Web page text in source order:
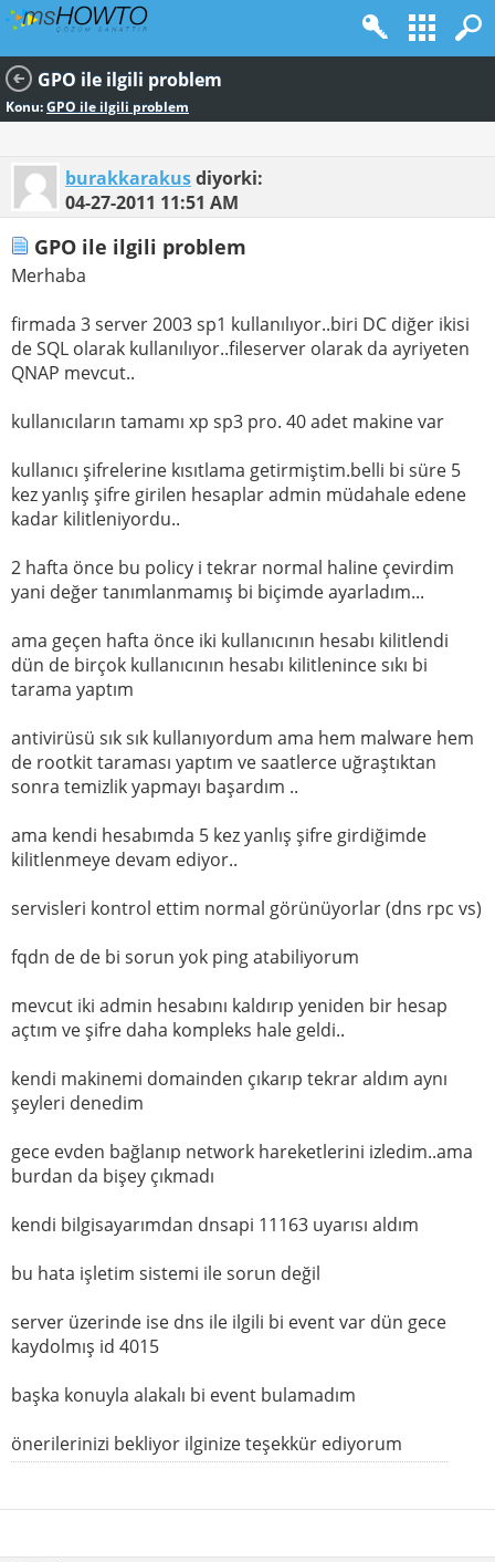
GPO ile ilgili problem
Konu:GPO ile ilgili problem
burakkarakusdiyorki:
04-27-2011 11:51 AM
GPO ile ilgili problem
Merhaba
firmada 3 server 2003 sp1 kullanılıyor..biri DC diğer ikisi
de SQL olarak kullanılıyor..fileserver olarak da ayriyeten
QNAP mevcut..
kullanıcıların tamamı xp sp3 pro. 40 adet makine var
kullanıcı şifrelerine kısıtlama getirmiştim.belli bi süre 5
kez yanlış şifre girilen hesaplar admin müdahale edene
kadar kilitleniyordu..
2 hafta önce bu policy i tekrar normal haline çevirdim
yani değer tanımlanmamış bi biçimde ayarladım...
ama geçen hafta önce iki kullanıcının hesabı kilitlendi
dün de birçok kullanıcının hesabı kilitlenince sıkı bi
tarama yaptım
antivirüsü sık sık kullanıyordum ama hem malware hem
de rootkit taraması yaptım ve saatlerce uğraştıktan
sonra temizlik yapmayı başardım ..
ama kendi hesabımda 5 kez yanlış şifre girdiğimde
kilitlenmeye devam ediyor..
servisleri kontrol ettim normal görünüyorlar (dns rpc vs)
fqdn de de bi sorun yok ping atabiliyorum
mevcut iki admin hesabını kaldırıp yeniden bir hesap
açtım ve şifre daha kompleks hale geldi..
kendi makinemi domainden çıkarıp tekrar aldım aynı
şeyleri denedim
gece evden bağlanıp network hareketlerini izledim..ama
burdan da bişey çıkmadı
kendi bilgisayarımdan dnsapi 11163 uyarısı aldım
bu hata işletim sistemi ile sorun değil
server üzerinde ise dns ile ilgili bi event var dün gece
kaydolmış id 4015
başka konuyla alakalı bi event bulamadım
önerilerinizi bekliyor ilginize teşekkür ediyorum